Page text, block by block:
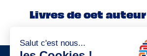
Livres de cet auteur